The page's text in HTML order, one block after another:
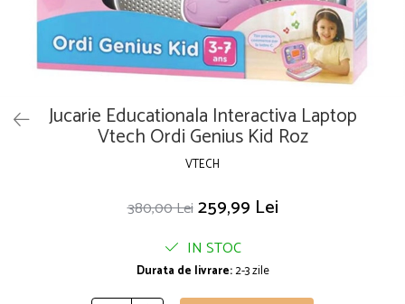
Puzzle
Seturi carti Usborne
Jucarie Educationala Interactiva Laptop
Vtech Ordi Genius Kid Roz
VTECH
380,00 Lei 259,99 Lei
IN STOC
Durata de livrare:2-3 zile